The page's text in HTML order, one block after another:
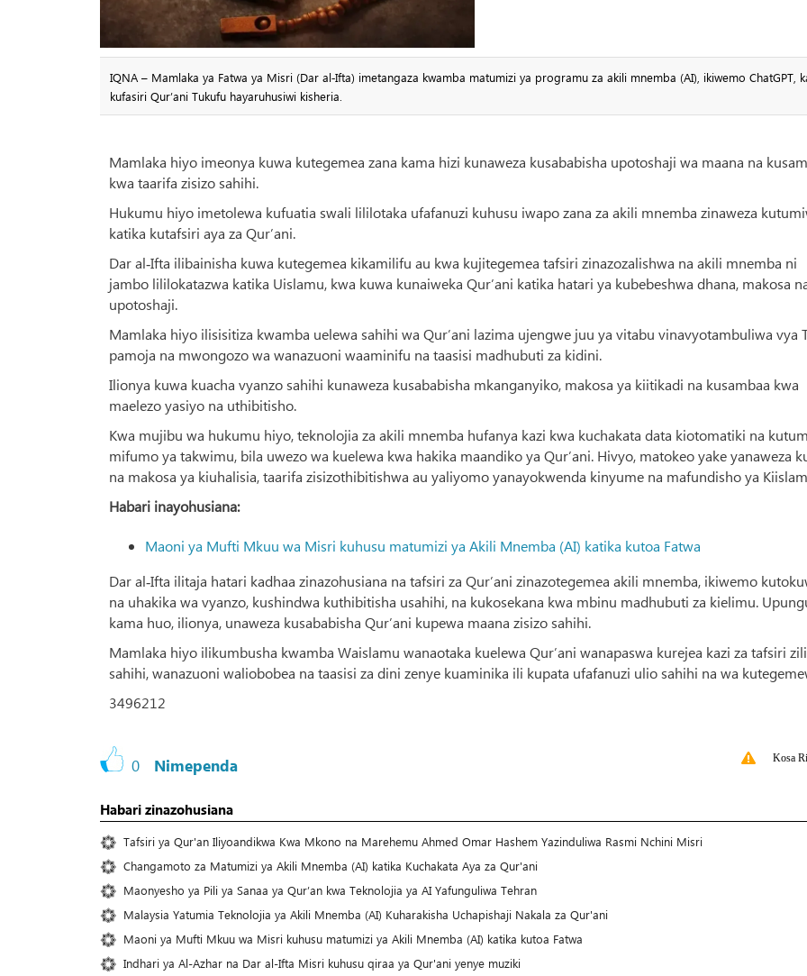
IQNA – Mamlaka ya Fatwa ya Misri (Dar al‑Ifta) imetangaza kwamba matumizi ya programu za akili mnemba (AI), ikiwemo ChatGPT,
kufasiri Qur’ani Tukufu hayaruhusiwi kisheria.
Mamlaka hiyo imeonya kuwa kutegemea zana kama hizi kunaweza kusababisha upotoshaji wa maana na
kwa taarifa zisizo sahihi.
Hukumu hiyo imetolewa kufuatia swali lililotaka ufafanuzi kuhusu iwapo zana za akili mnemba zinaweza
katika kutafsiri aya za Qur’ani.
Dar al‑Ifta ilibainisha kuwa kutegemea kikamilifu au kwa kujitegemea tafsiri zinazozalishwa na akili mnemba ni
jambo lililokatazwa katika Uislamu, kwa kuwa kunaiweka Qur’ani katika hatari ya kubebeshwa dhana, makosa
upotoshaji.
Mamlaka hiyo ilisisitiza kwamba uelewa sahihi wa Qur’ani lazima ujengwe juu ya vitabu vinavyotambuliwa vya
pamoja na mwongozo wa wanazuoni waaminifu na taasisi madhubuti za kidini.
Ilionya kuwa kuacha vyanzo sahihi kunaweza kusababisha mkanganyiko, makosa ya kiitikadi na kusambaa kwa
maelezo yasiyo na uthibitisho.
Kwa mujibu wa hukumu hiyo, teknolojia za akili mnemba hufanya kazi kwa kuchakata data kiotomatiki na
mifumo ya takwimu, bila uwezo wa kuelewa kwa hakika maandiko ya Qur’ani. Hivyo, matokeo yake yanaweza
na makosa ya kiuhalisia, taarifa zisizothibitishwa au yaliyomo yanayokwenda kinyume na mafundisho ya
Habari inayohusiana:
Maoni ya Mufti Mkuu wa Misri kuhusu matumizi ya Akili Mnemba (AI) katika kutoa Fatwa
Dar al‑Ifta ilitaja hatari kadhaa zinazohusiana na tafsiri za Qur’ani zinazotegemea akili mnemba, ikiwemo
na uhakika wa vyanzo, kushindwa kuthibitisha usahihi, na kukosekana kwa mbinu madhubuti za kielimu.
kama huo, ilionya, unaweza kusababisha Qur’ani kupewa maana zisizo sahihi.
Mamlaka hiyo ilikumbusha kwamba Waislamu wanaotaka kuelewa Qur’ani wanapaswa kurejea kazi za tafsiri
sahihi, wanazuoni waliobobea na taasisi za dini zenye kuaminika ili kupata ufafanuzi ulio sahihi na wa
3496212
0 Nimependa Kosa
Habari zinazohusiana
Tafsiri ya Qur'an Iliyoandikwa Kwa Mkono na Marehemu Ahmed Omar Hashem Yazinduliwa Rasmi Nchini Misri
Changamoto za Matumizi ya Akili Mnemba (AI) katika Kuchakata Aya za Qur'ani
Maonyesho ya Pili ya Sanaa ya Qur’an kwa Teknolojia ya AI Yafunguliwa Tehran
Malaysia Yatumia Teknolojia ya Akili Mnemba (AI) Kuharakisha Uchapishaji Nakala za Qur'ani
Maoni ya Mufti Mkuu wa Misri kuhusu matumizi ya Akili Mnemba (AI) katika kutoa Fatwa
Indhari ya Al-Azhar na Dar al-Ifta Misri kuhusu qiraa ya Qur'ani yenye muziki